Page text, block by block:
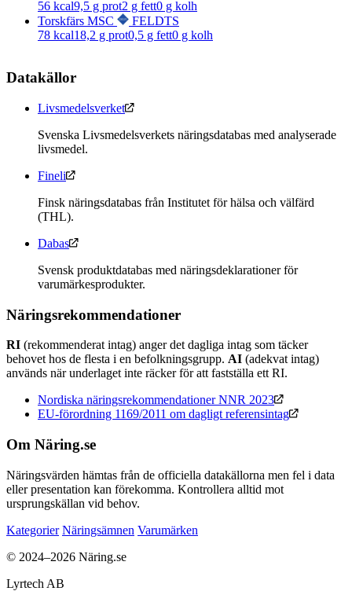
56 kcal9,5 g prot2 g fett0 g kolh
Torskfärs MSC
FELDTS
78 kcal18,2 g prot0,5 g fett0 g kolh
Datakällor
Livsmedelsverket
Svenska Livsmedelsverkets näringsdatabas med analyserade
livsmedel.
Fineli
Finsk näringsdatabas från Institutet för hälsa och välfärd
(THL).
Dabas
Svensk produktdatabas med näringsdeklarationer för
varumärkesprodukter.
Näringsrekommendationer
RI (rekommenderat intag) anger det dagliga intag som täcker
behovet hos de flesta i en befolkningsgrupp. AI (adekvat intag)
används när underlaget inte räcker för att fastställa ett RI.
Nordiska näringsrekommendationer NNR 2023
EU-förordning 1169/2011 om dagligt referensintag
Om Näring.se
Näringsvärden hämtas från de officiella datakällorna men fel i data
eller presentation kan förekomma. Kontrollera alltid mot
ursprungskällan vid behov.
Kategorier Näringsämnen Varumärken
© 2024–2026 Näring.se
Lyrtech AB